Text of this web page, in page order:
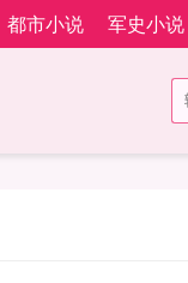
都市小说 军史小说